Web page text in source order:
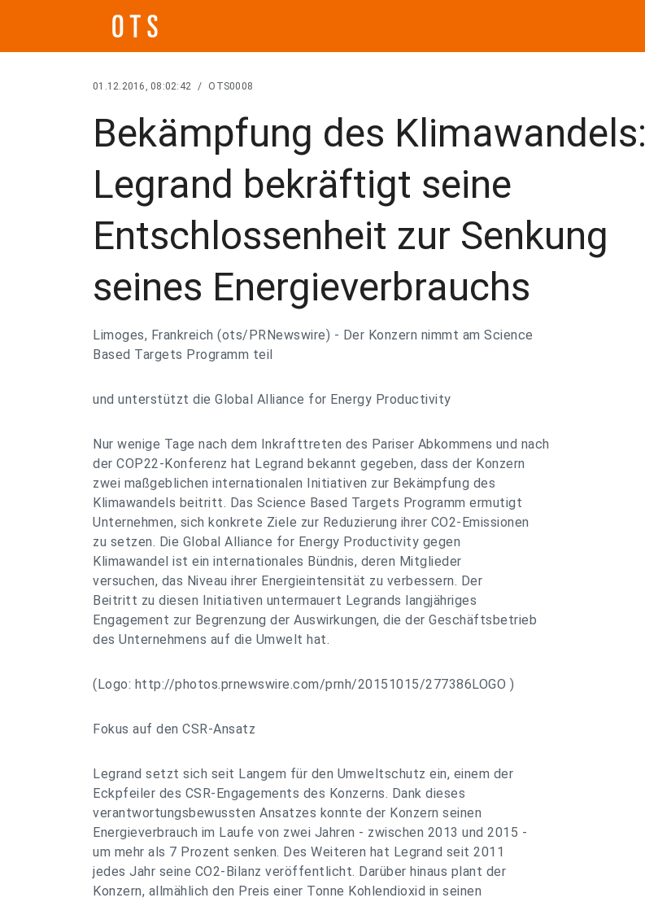
01.12.2016, 08:02:42 / OTS0008
Bekämpfung des Klimawandels:
Legrand bekräftigt seine
Entschlossenheit zur Senkung
seines Energieverbrauchs
Limoges, Frankreich (ots/PRNewswire) - Der Konzern nimmt am Science
Based Targets Programm teil
und unterstützt die Global Alliance for Energy Productivity
Nur wenige Tage nach dem Inkrafttreten des Pariser Abkommens und nach
der COP22-Konferenz hat Legrand bekannt gegeben, dass der Konzern
zwei maßgeblichen internationalen Initiativen zur Bekämpfung des
Klimawandels beitritt. Das Science Based Targets Programm ermutigt
Unternehmen, sich konkrete Ziele zur Reduzierung ihrer CO2-Emissionen
zu setzen. Die Global Alliance for Energy Productivity gegen
Klimawandel ist ein internationales Bündnis, deren Mitglieder
versuchen, das Niveau ihrer Energieintensität zu verbessern. Der
Beitritt zu diesen Initiativen untermauert Legrands langjähriges
Engagement zur Begrenzung der Auswirkungen, die der Geschäftsbetrieb
des Unternehmens auf die Umwelt hat.
(Logo: http://photos.prnewswire.com/prnh/20151015/277386LOGO )
Fokus auf den CSR-Ansatz
Legrand setzt sich seit Langem für den Umweltschutz ein, einem der
Eckpfeiler des CSR-Engagements des Konzerns. Dank dieses
verantwortungsbewussten Ansatzes konnte der Konzern seinen
Energieverbrauch im Laufe von zwei Jahren - zwischen 2013 und 2015 -
um mehr als 7 Prozent senken. Des Weiteren hat Legrand seit 2011
jedes Jahr seine CO2-Bilanz veröffentlicht. Darüber hinaus plant der
Konzern, allmählich den Preis einer Tonne Kohlendioxid in seinen